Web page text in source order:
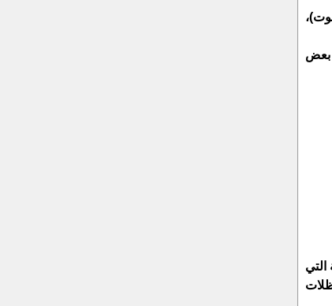
بعض